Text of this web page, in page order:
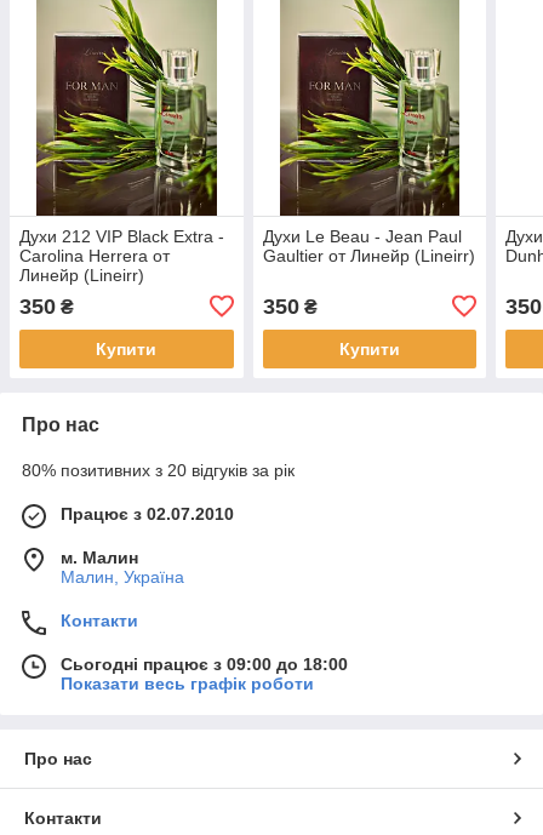
Духи 212 VIP Black Extra -
Carolina Herrera от
Линейр (Lineirr)
350 ₴
Купити
Духи Le Beau - Jean Paul
Gaultier от Линейр (Lineirr)
350₴
Купити
350
Про нас
80% позитивних з 20 відгуків за рік
Працює з 02.07.2010
м. Малин
Малин, Україна
Контакти
Сьогодні працює з 09:00 до 18:00
Показати весь графік роботи
Про нас
Контакти